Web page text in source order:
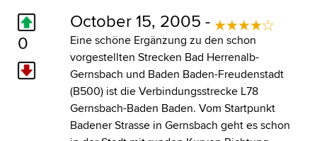
0
October 15, 2005 -
Eine schöne Ergänzung zu den schon
vorgestellten Strecken Bad Herrenalb-
Gernsbach und Baden Baden-Freudenstadt
(B500) ist die Verbindungsstrecke L78
Gernsbach-Baden Baden. Vom Startpunkt
Badener Strasse in Gernsbach geht es schon